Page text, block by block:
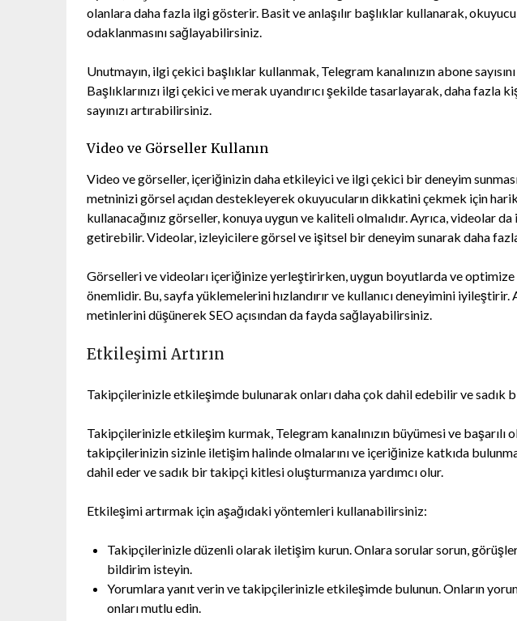
olanlara daha fazla ilgi gösterir. Basit ve anlaşılır başlıklar kullanarak,
odaklanmasını sağlayabilirsiniz.
Unutmayın, ilgi çekici başlıklar kullanmak, Telegram kanalınızın abone
Başlıklarınızı ilgi çekici ve merak uyandırıcı şekilde tasarlayarak, daha
sayınızı artırabilirsiniz.
Video ve Görseller Kullanın
Video ve görseller, içeriğinizin daha etkileyici ve ilgi çekici bir deneyim
metninizi görsel açıdan destekleyerek okuyucuların dikkatini çekmek için
kullanacağınız görseller, konuya uygun ve kaliteli olmalıdır. Ayrıca, videolar
getirebilir. Videolar, izleyicilere görsel ve işitsel bir deneyim sunarak daha
Görselleri ve videoları içeriğinize yerleştirirken, uygun boyutlarda ve
önemlidir. Bu, sayfa yüklemelerini hızlandırır ve kullanıcı deneyimini iyileştirir.
metinlerini düşünerek SEO açısından da fayda sağlayabilirsiniz.
Etkileşimi Artırın
Takipçilerinizle etkileşimde bulunarak onları daha çok dahil edebilir ve
Takipçilerinizle etkileşim kurmak, Telegram kanalınızın büyümesi ve başarılı
takipçilerinizin sizinle iletişim halinde olmalarını ve içeriğinize katkıda
dahil eder ve sadık bir takipçi kitlesi oluşturmanıza yardımcı olur.
Etkileşimi artırmak için aşağıdaki yöntemleri kullanabilirsiniz:
Takipçilerinizle düzenli olarak iletişim kurun. Onlara sorular sorun,
bildirim isteyin.
Yorumlara yanıt verin ve takipçilerinizle etkileşimde bulunun. Onların
onları mutlu edin.